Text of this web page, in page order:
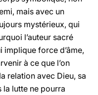
mais avec un
mystérieux, qui
l’auteur sacré
implique force d’âme,
à ce que l’on
relation avec Dieu, sa
la lutte ne pourra